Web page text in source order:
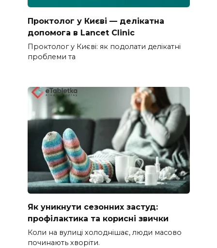
Проктолог у Києві — делікатна
допомога в Lancet Clinic
Проктолог у Києві: як подолати делікатні
проблеми та
Як уникнути сезонних застуд:
профілактика та корисні звички
Коли на вулиці холоднішає, люди масово
починають хворіти.